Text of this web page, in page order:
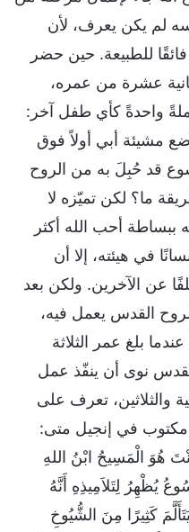
لم يكن يعرف، لأن
للطبيعة. حين حضر
عشرة من عمره،
واحدةً كأي طفل آخر:
مشيئة أبي أولاً فوق
قد حُبِلَ به من الروح
ما؟ لكن تميّزه لا
ببساطة أحب الله أكثر
في هيئته، إلا أن
عن الآخرين. ولكن بعد
القدس يعمل فيه،
بلغ عمر الثلاثة
نوى أن ينفّذ عمل
والثلاثين، تعرف على
مكتوب في إنجيل متى:
الْمَسِيحُ ابْنُ اللهِ
يُظْهِرُ لِتَلاَمِيذِهِ أَنَّهُ
كَثِيرًا مِنَ الشُّيُوخِ